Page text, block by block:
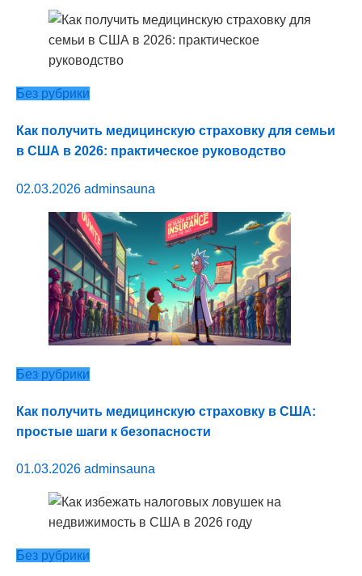
Без рубрики
Как получить медицинскую страховку для семьи
в США в 2026: практическое руководство
02.03.2026 adminsauna
Без рубрики
Как получить медицинскую страховку в США:
простые шаги к безопасности
01.03.2026 adminsauna
Без рубрики